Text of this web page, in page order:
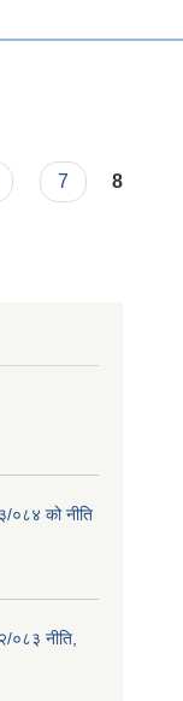
7 8
०८४ को नीति
०८३ नीति,